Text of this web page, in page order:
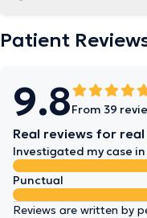
Patient
9.8From 39
Real reviews for
Investigated my case
Punctual
Reviews are written by